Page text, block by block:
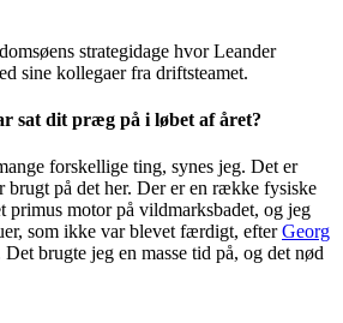
strategidage hvor Leander
sine kollegaer fra driftsteamet.
sat dit præg på i løbet af året?
forskellige ting, synes jeg. Det er
brugt på det her. Der er en række fysiske
primus motor på vildmarksbadet, og jeg
som ikke var blevet færdigt, efterGeorg
Det brugte jeg en masse tid på, og det nød